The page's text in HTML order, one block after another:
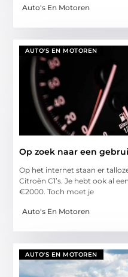
Auto's En Motoren
AUTO'S EN MOTOREN
Op zoek naar een
Op het internet staan er
Citroën C1’s. Je hebt ook al
€2000. Toch moet je
Auto's En Motoren
AUTO'S EN MOTOREN